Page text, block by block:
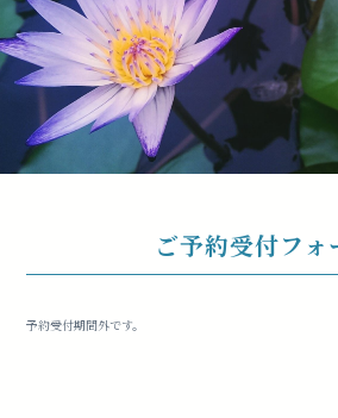
ご予約受付フォ
予約受付期間外です。